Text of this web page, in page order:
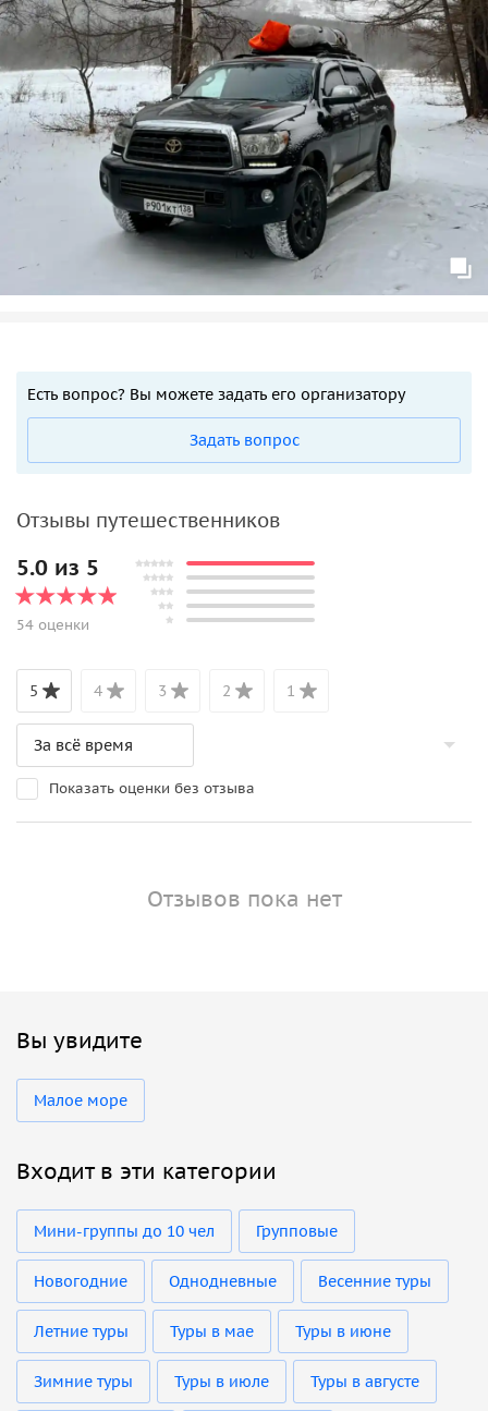
Есть вопрос? Вы можете задать его организатору
Задать вопрос
Отзывы путешественников
5.0 из 5
54 оценки
5 4 3 2 1
Показать оценки без отзыва
Отзывов пока нет
Вы увидите
Малое море
Входит в эти категории
Мини-группы до 10 чел Групповые
Новогодние Однодневные Весенние туры
Летние туры Туры в мае Туры в июне
Зимние туры Туры в июле Туры в августе